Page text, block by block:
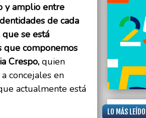
y amplio entre
de cada
se está
que componemos
Crespo, quien
concejales en
actualmente está
LO MÁS LEÍDO